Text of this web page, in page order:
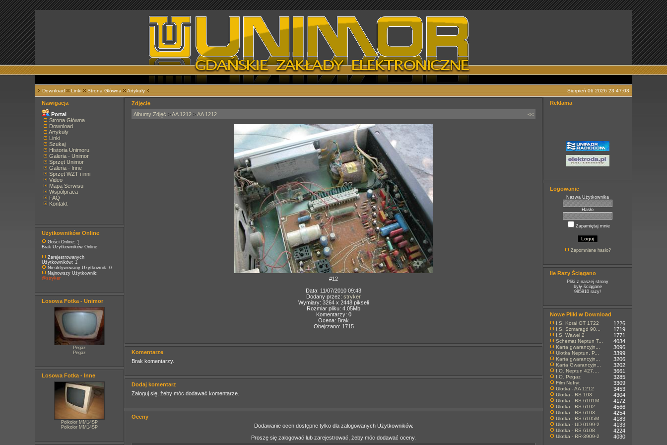
Download Linki Strona Główna Artykuły Sierpień 06 2026 23:47:03
Nawigacja
Portal
Strona Główna
Download
Artykuły
Linki
Szukaj
Historia Unimoru
Galeria - Unimor
Sprzęt Unimor
Galeria - Inne
Sprzęt WZT i inni
Video
Mapa Serwisu
Współpraca
FAQ
Kontakt
Użytkowników Online
Gości Online: 1
Brak Użytkowników Online
Zarejestrowanych
Użytkowników: 1
Nieaktywowany Użytkownik: 0
Najnowszy Użytkownik:
@stryker
Losowa Fotka - Unimor
Pegaz
Pegaz
Losowa Fotka - Inne
Polkolor MM14SP
Polkolor MM14SP
Zdjęcie
Albumy Zdjęć >AA 1212 >AA 1212 <<
#12
Data: 11/07/2010 09:43
Dodany przez: stryker
Wymiary: 3264 x 2448 pikseli
Rozmiar pliku: 4.05Mb
Komentarzy: 0
Ocena: Brak
Obejrzano: 1715
Komentarze
Brak komentarzy.
Dodaj komentarz
Zaloguj się, żeby móc dodawać komentarze.
Oceny
Dodawanie ocen dostępne tylko dla zalogowanych Użytkowników.
Proszę się zalogować lub zarejestrować, żeby móc dodawać oceny.
Reklama
Logowanie
Nazwa Użytkownika
Hasło
Zapamiętaj mnie
Zapomniane hasło?
Ile Razy Ściągano
Pliki z naszej strony
były ściągane
985910 razy!
Nowe Pliki w Download
I.S. Koral OT 1722 1226
I.S. Szmaragd 90... 1719
I.S. Wawel 2 1771
Schemat Neptun T... 4034
Karta gwarancyjn... 3096
Ulotka Neptun, P... 3399
Karta gwarancyjn... 3206
Karta Gwarancyjn... 3202
I.O. Neptun 427,... 3661
I.O. Pegaz 3285
Film Nefryt 3309
Ulotka - AA 1212 3453
Ulotka - RS 103 4304
Ulotka - RS 6101M 4172
Ulotka - RS 6102 4566
Ulotka - RS 6103 4254
Ulotka - RS 6105M 4183
Ulotka - UD 0199-2 4133
Ulotka - RS 6108 4224
Ulotka - RR-3909-2 4030